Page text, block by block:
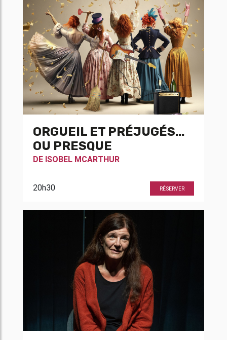
ORGUEIL ET PRÉJUGÉS...
OU PRESQUE
DE ISOBEL MCARTHUR
20h30 RÉSERVER